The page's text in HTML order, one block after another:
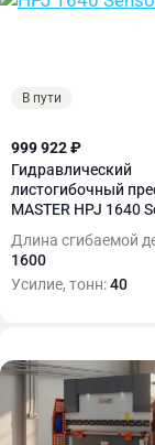
В пути
999 922 ₽
Гидравлический
листогибочный
MASTER HPJ 1640
Длина сгибаемой
1600
Усилие, тонн:40